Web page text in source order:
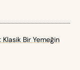
Klasik Bir Yemeğin